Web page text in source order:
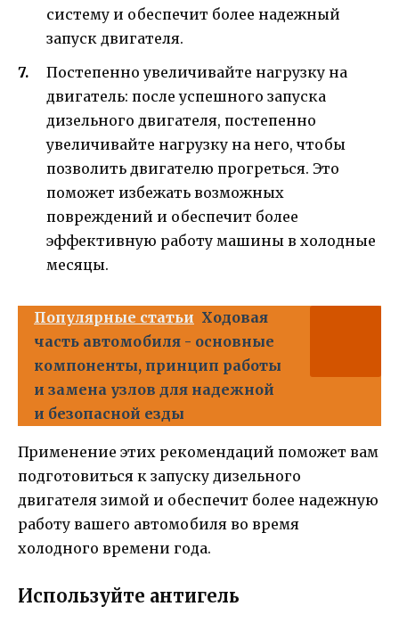
систему и обеспечит более надежный
запуск двигателя.
Постепенно увеличивайте нагрузку на
двигатель: после успешного запуска
дизельного двигателя, постепенно
увеличивайте нагрузку на него, чтобы
позволить двигателю прогреться. Это
поможет избежать возможных
повреждений и обеспечит более
эффективную работу машины в холодные
месяцы.
Популярные статьи Ходовая
часть автомобиля - основные
компоненты, принцип работы
и замена узлов для надежной
и безопасной езды
Применение этих рекомендаций поможет вам
подготовиться к запуску дизельного
двигателя зимой и обеспечит более надежную
работу вашего автомобиля во время
холодного времени года.
Используйте антигель